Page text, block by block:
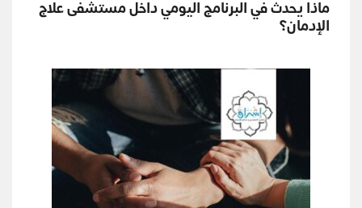
ماذا يحدث في البرنامج اليومي داخل مستشفى علاج
الإدمان؟